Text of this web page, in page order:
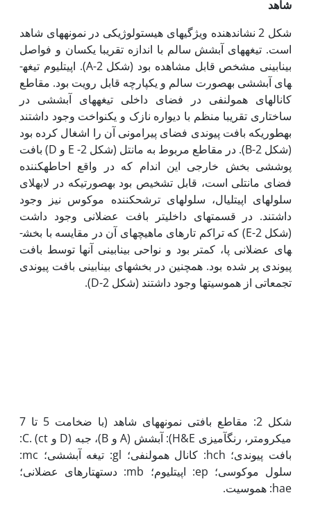
شاهد
شکل 2 نشان­دهنده ویژگی­های هیستولوژیکی در نمونه­های شاهد
است. تیغه­های آبشش سالم با اندازه تقریبا یکسان و فواصل
بینابینی مشخص قابل مشاهده بود (شکل 2-A). اپیتلیوم تیغه­
های آبششی به‏صورت سالم و یکپارچه قابل رویت بود. مقاطع
کانال­های همولنفی در فضای داخلی تیغه­های آبششی در
ساختاری تقریبا منظم با دیواره نازک و یکنواخت وجود داشتند
به‏طوری‏که بافت پیوندی فضای پیرامونی آن را اشغال کرده بود
(شکل 2-B). در مقاطع مربوط به مانتل (شکل 2- E و D) بافت
­پوششی بخش خارجی این اندام که در واقع احاطه­کننده
فضای مانتلی است، قابل تشخیص بود به‏صورتی‏که در لابه‏لای
سلول­های اپی‏تلیال، سلول­های ترشح­کننده موکوس نیز وجود
داشتند. در قسمت­های داخلی­تر بافت­ عضلانی وجود داشت
(شکل 2-E) که تراکم تارهای ماهیچه­ای آن در مقایسه با بخش­
های عضلانی پا، کمتر بود و نواحی بینابینی آن­ها توسط بافت
پیوندی پر شده بود. همچنین در بخش­های بینابینی بافت پیوندی
تجمعاتی از هموسیت­ها وجود داشتند (شکل 2-D).
شکل 2: مقاطع بافتی نمونه­های شاهد (با ضخامت 5 تا 7
میکرومتر، رنگ­آمیزی H&E): آبشش (A و B)، جبه (D و C. (ct:
بافت پیوندی؛ hch: کانال همولنفی؛ gl: تیغه آبششی؛ mc:
سلول موکوسی؛ ep: اپیتلیوم؛ mb: دسته­تارهای عضلانی؛
hae: هموسیت.